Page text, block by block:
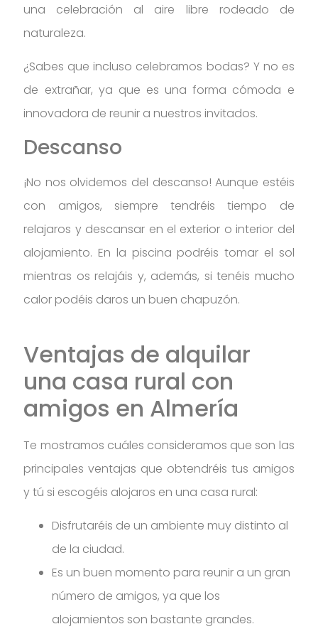
una celebración al aire libre rodeado de
naturaleza.
¿Sabes que incluso celebramos bodas? Y no es
de extrañar, ya que es una forma cómoda e
innovadora de reunir a nuestros invitados.
Descanso
¡No nos olvidemos del descanso! Aunque estéis
con amigos, siempre tendréis tiempo de
relajaros y descansar en el exterior o interior del
alojamiento. En la piscina podréis tomar el sol
mientras os relajáis y, además, si tenéis mucho
calor podéis daros un buen chapuzón.
Ventajas de alquilar
una casa rural con
amigos en Almería
Te mostramos cuáles consideramos que son las
principales ventajas que obtendréis tus amigos
y tú si escogéis alojaros en una casa rural:
Disfrutaréis de un ambiente muy distinto al
de la ciudad.
Es un buen momento para reunir a un gran
número de amigos, ya que los
alojamientos son bastante grandes.